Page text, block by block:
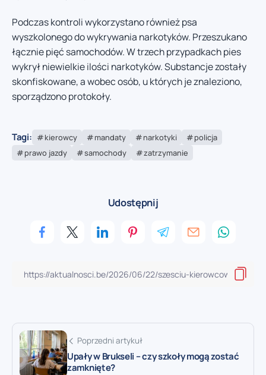
Podczas kontroli wykorzystano również psa
wyszkolonego do wykrywania narkotyków. Przeszukano
łącznie pięć samochodów. W trzech przypadkach pies
wykrył niewielkie ilości narkotyków. Substancje zostały
skonfiskowane, a wobec osób, u których je znaleziono,
sporządzono protokoły.
Tagi: kierowcy mandaty narkotyki
policja
prawo jazdy
samochody zatrzymanie
Udostępnij
Poprzedni artykuł
Upały w Brukseli – czy szkoły mogą zostać
zamknięte?